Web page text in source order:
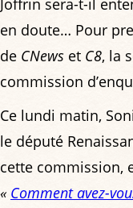
Joffrin sera-t-il
en doute… Pour
de CNews et C8, la
commission
Ce lundi matin,
le député
cette commission,
« Comment avez-